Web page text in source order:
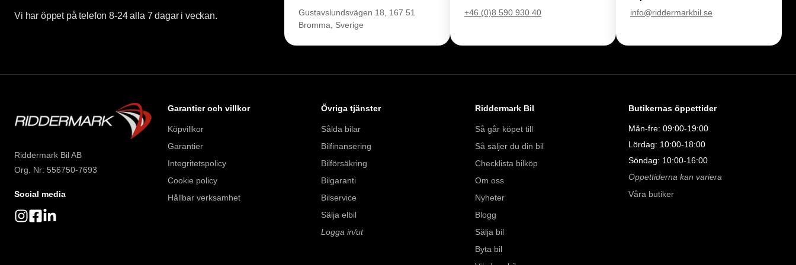
Se hur vi genomför våra tester här:
https://vimeo.com/1011323016
Telefontider:
Måndag - Fredag: 09:00 - 19:00
Lördag: 10:00 - 18:00
Söndag: 10:00 - 16:00
Vi har öppet på telefon 8-24 alla 7 dagar i veckan.
Gustavslundsvägen 18, 167 51
Bromma, Sverige
+46 (0)8 590 930 40 info@riddermarkbil.se
Riddermark Bil AB
Org. Nr: 556750-7693
Social media
Garantier och villkor
Köpvillkor
Garantier
Integritetspolicy
Cookie policy
Hållbar verksamhet
Övriga tjänster
Sålda bilar
Bilfinansering
Bilförsäkring
Bilgaranti
Bilservice
Sälja elbil
Logga in/ut
Riddermark Bil
Så går köpet till
Så säljer du din bil
Checklista bilköp
Om oss
Nyheter
Blogg
Sälja bil
Byta bil
Butikernas öppettider
Mån-fre: 09:00-19:00
Lördag: 10:00-18:00
Söndag: 10:00-16:00
Öppettiderna kan variera
Våra butiker